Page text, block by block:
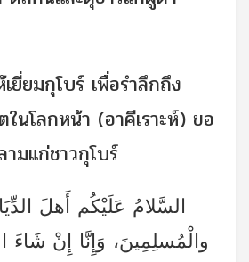
ยี่ยมกุโบร์ เพื่อรำลึกถึง
ในโลกหน้า (อาคีเราะห์) ขอ
ามแก่ชาวกุโบร์
السَّلامُ عَلَيْكُم أَهلَ
والْمُسلِمِينَ، وَإِنَّا إِنْ شَاءَ